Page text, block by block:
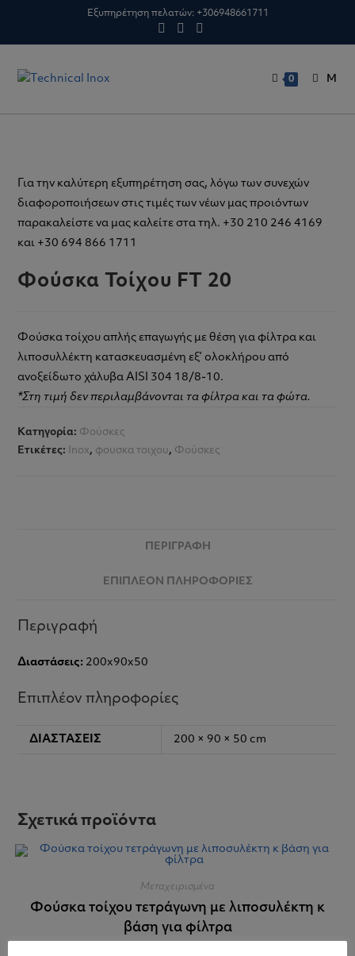
Εξυπηρέτηση πελατών: +306948661711
0 M
Για την καλύτερη εξυπηρέτηση σας, λόγω των συνεχών
διαφοροποιήσεων στις τιμές των νέων μας προιόντων
παρακαλείστε να μας καλείτε στα τηλ. +30 210 246 4169
και +30 694 866 1711
Φούσκα Τοίχου FT 20
Φούσκα τοίχου απλής επαγωγής με θέση για φίλτρα και
λιποσυλλέκτη κατασκευασμένη εξ’ ολοκλήρου από
ανοξείδωτο χάλυβα AISI 304 18/8-10.
*Στη τιμή δεν περιλαμβάνονται τα φίλτρα και τα φώτα.
Κατηγορία: Φούσκες
Ετικέτες:
Inox, φουσκα τοιχου, Φούσκες
ΠΕΡΙΓΡΑΦΉ
ΕΠΙΠΛΈΟΝ ΠΛΗΡΟΦΟΡΊΕΣ
Περιγραφή
Διαστάσεις: 200x90x50
Επιπλέον πληροφορίες
ΔΙΑΣΤΆΣΕΙΣ 200 × 90 × 50 cm
Σχετικά προϊόντα
Μεταχειρισμένα
Φούσκα τοίχου τετράγωνη με λιποσυλέκτη κ
βάση για φίλτρα